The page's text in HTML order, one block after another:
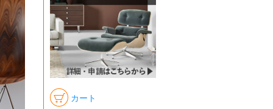
カート